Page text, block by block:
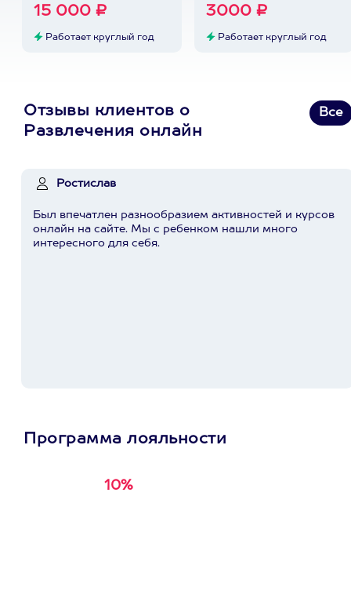
15 000 ₽
Работает круглый год
3000 ₽
Работает круглый год
Отзывы клиентов о
Развлечения онлайн
Все
Ростислав
Был впечатлен разнообразием активностей и курсов
онлайн на сайте. Мы с ребенком нашли много
интересного для себя.
Программа лояльности
10%